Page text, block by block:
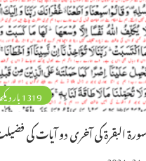
1319 بار دیکھا گیا
سورۃ البقرۃ کی آخری دو آیات کی